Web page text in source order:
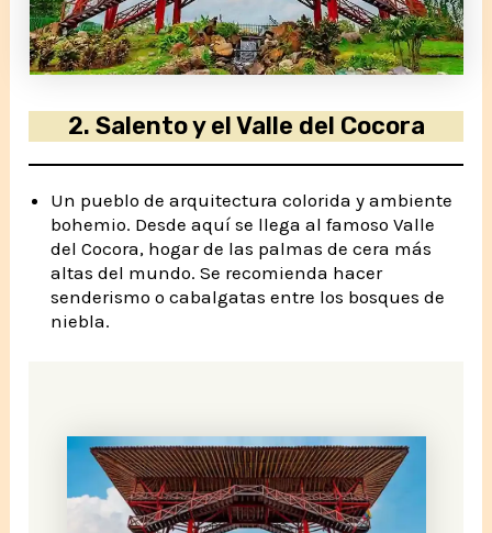
2. Salento y el Valle del Cocora
Un pueblo de arquitectura colorida y ambiente
bohemio. Desde aquí se llega al famoso Valle
del Cocora, hogar de las palmas de cera más
altas del mundo. Se recomienda hacer
senderismo o cabalgatas entre los bosques de
niebla.